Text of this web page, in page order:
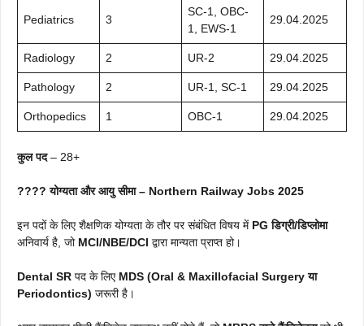
Pediatrics 3
SC-1, OBC-
1, EWS-1
29.04.2025
Radiology 2 UR-2 29.04.2025
Pathology 2 UR-1, SC-1 29.04.2025
Orthopedics 1 OBC-1 29.04.2025
कुल पद– 28+
???? योग्यता और आयु सीमा – Northern Railway Jobs 2025
इन पदों के लिए शैक्षणिक योग्यता के तौर पर संबंधित विषय में PG डिग्री/डिप्लोमा
अनिवार्य है, जो MCI/NBE/DCI द्वारा मान्यता प्राप्त हो।
Dental SR पद के लिए MDS (Oral & Maxillofacial Surgery या
Periodontics) जरूरी है।